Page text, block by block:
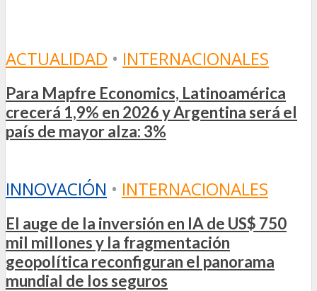
ACTUALIDAD • INTERNACIONALES
Para Mapfre Economics, Latinoamérica
crecerá 1,9% en 2026 y Argentina será el
país de mayor alza: 3%
INNOVACIÓN • INTERNACIONALES
El auge de la inversión en IA de US$ 750
mil millones y la fragmentación
geopolítica reconfiguran el panorama
mundial de los seguros